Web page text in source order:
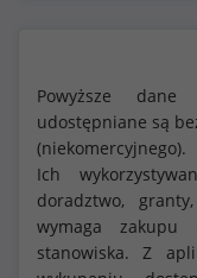
Powyższe
udostępniane są
(niekomercyjnego).
Ich
doradztwo,
wymaga
stanowiska. Z